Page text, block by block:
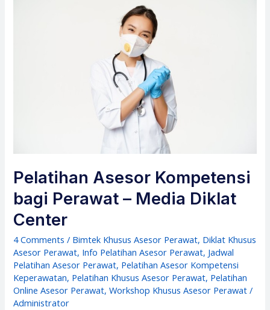
Pelatihan Asesor Kompetensi
bagi Perawat – Media Diklat
Center
4 Comments / Bimtek Khusus Asesor Perawat, Diklat Khusus
Asesor Perawat, Info Pelatihan Asesor Perawat, Jadwal
Pelatihan Asesor Perawat, Pelatihan Asesor Kompetensi
Keperawatan, Pelatihan Khusus Asesor Perawat, Pelatihan
Online Asesor Perawat,Workshop Khusus Asesor Perawat /
Administrator